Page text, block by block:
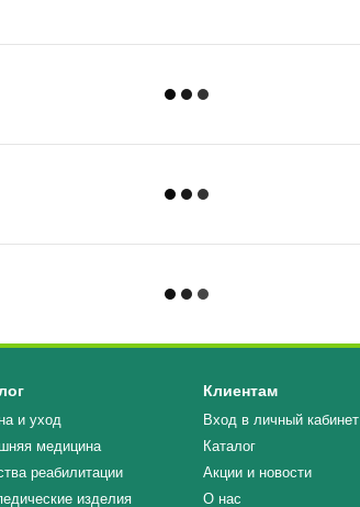
и уход
медицина
реабилитации
изделия
Клиентам
Вход в личный кабинет
Каталог
Акции и новости
О нас